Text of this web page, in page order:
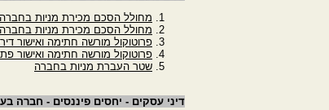
מחולל הסכם מכירת מניות
מחולל הסכם מכירת מניות
פרוטוקול מורשה חתימה ואישור
פרוטוקול מורשה חתימה ואישור
שטר העברת מניות בחברה
דיני עסקים - יחסים פיננסים - חברה